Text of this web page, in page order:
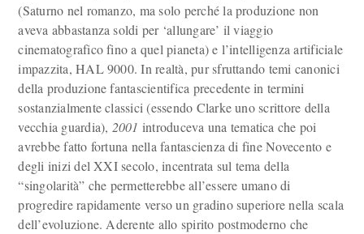
(Saturno nel romanzo, ma solo perché la produzione non
aveva abbastanza soldi per ‘allungare’ il viaggio
cinematografico fino a quel pianeta) e l’intelligenza artificiale
impazzita, HAL 9000. In realtà, pur sfruttando temi canonici
della produzione fantascientifica precedente in termini
sostanzialmente classici (essendo Clarke uno scrittore della
vecchia guardia), 2001 introduceva una tematica che poi
avrebbe fatto fortuna nella fantascienza di fine Novecento e
degli inizi del XXI secolo, incentrata sul tema della
“singolarità” che permetterebbe all’essere umano di
progredire rapidamente verso un gradino superiore nella scala
dell’evoluzione. Aderente allo spirito postmoderno che